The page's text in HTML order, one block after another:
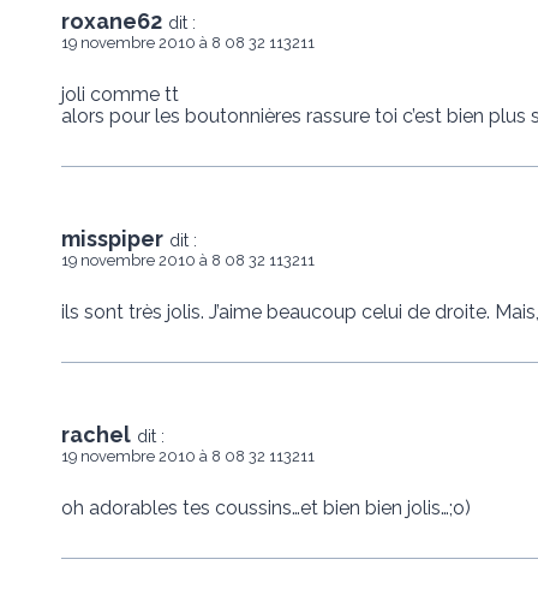
roxane62 dit :
19 novembre 2010 à 8 08 32 113211
joli comme tt
alors pour les boutonnières rassure toi c’est bien plus
misspiper dit :
19 novembre 2010 à 8 08 32 113211
ils sont très jolis. J’aime beaucoup celui de droite.
rachel dit :
19 novembre 2010 à 8 08 32 113211
oh adorables tes coussins…et bien bien jolis…;o)